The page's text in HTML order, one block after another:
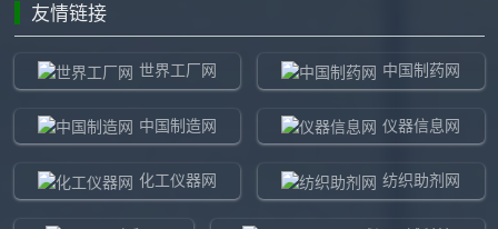
友情链接
世界工厂网 中国制药网
中国制造网 仪器信息网
化工仪器网 纺织助剂网